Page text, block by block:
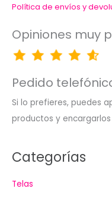
Política de envíos y
Opiniones muy
Pedido
Si lo prefieres, puedes
productos y encargarlos
Categorías
Telas